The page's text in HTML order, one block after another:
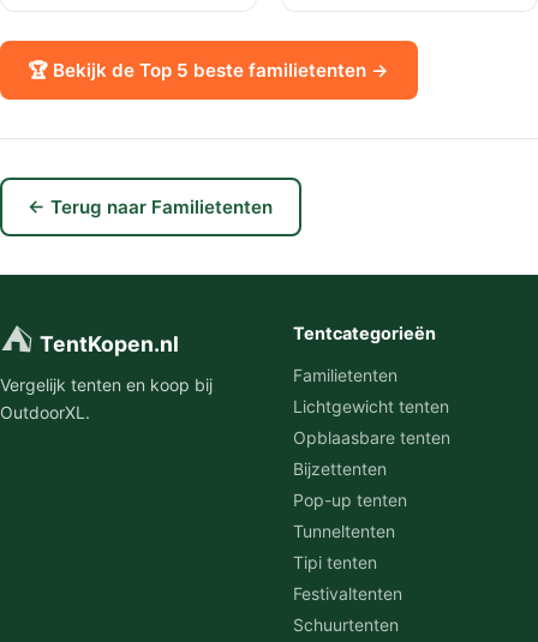
🏆 Bekijk de Top 5 beste familietenten →
← Terug naar Familietenten
⛺ TentKopen.nl
Vergelijk tenten en koop bij
OutdoorXL.
Tentcategorieën
Familietenten
Lichtgewicht tenten
Opblaasbare tenten
Bijzettenten
Pop-up tenten
Tunneltenten
Tipi tenten
Festivaltenten
Schuurtenten